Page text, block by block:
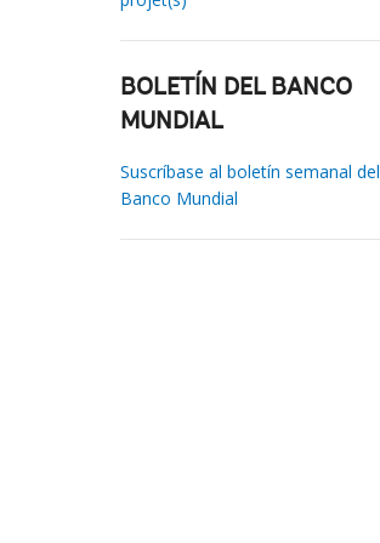
BOLETÍN DEL BANCO
MUNDIAL
Suscríbase al boletín semanal del
Banco Mundial